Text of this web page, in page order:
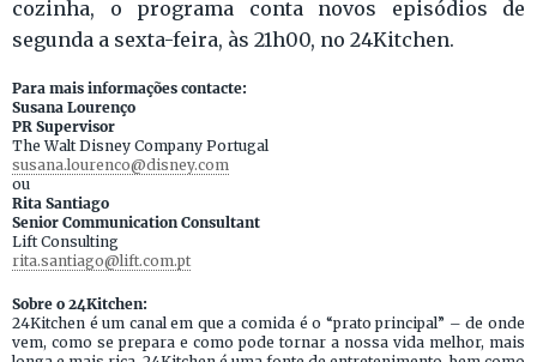
cozinha, o programa conta novos episódios de
segunda a sexta-feira, às 21h00, no 24Kitchen.
Para mais informações contacte:
Susana Lourenço
PR Supervisor
The Walt Disney Company Portugal
susana.lourenco@disney.com
ou
Rita Santiago
Senior Communication Consultant
Lift Consulting
rita.santiago@lift.com.pt
Sobre o 24Kitchen:
24Kitchen é um canal em que a comida é o “prato principal” – de onde
vem, como se prepara e como pode tornar a nossa vida melhor, mais